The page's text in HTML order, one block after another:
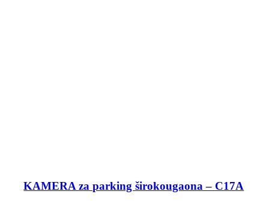
KAMERA za parking širokougaona – C17A